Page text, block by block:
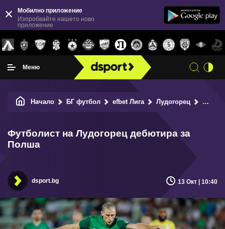
Мобилно приложение
Изпробвайте нашето ново
приложение
Меню
Начало БГ футбол efbet Лига Лудогорец
Футболист на Лудогорец дебютира за
Полша
dsport.bg 13 Окт | 10:40